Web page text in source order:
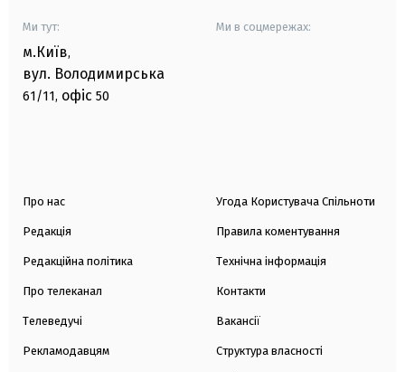
Ми тут:
м.Київ,
вул. Володимирська
61/11, офіс 50
Ми в соцмережах:
Про нас
Редакція
Редакційна політика
Про телеканал
Телеведучі
Рекламодавцям
Угода Користувача Спільноти
Правила коментування
Технічна інформація
Контакти
Вакансії
Структура власності